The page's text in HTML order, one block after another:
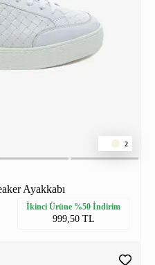
2
Ayakkabı
İkinci Ürüne %50 İndirim
999,50 TL